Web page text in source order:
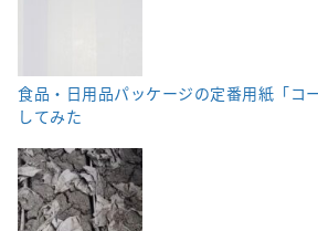
食品・日用品パッケージの定番用紙「コ
してみた